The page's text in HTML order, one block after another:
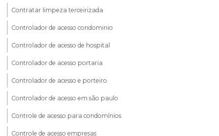
Contratar limpeza terceirizada
Controlador de acesso condominio
Controlador de acesso de hospital
Controlador de acesso portaria
Controlador de acesso e porteiro
Controlador de acesso em são paulo
Controle de acesso para condomínios
Controle de acesso empresas